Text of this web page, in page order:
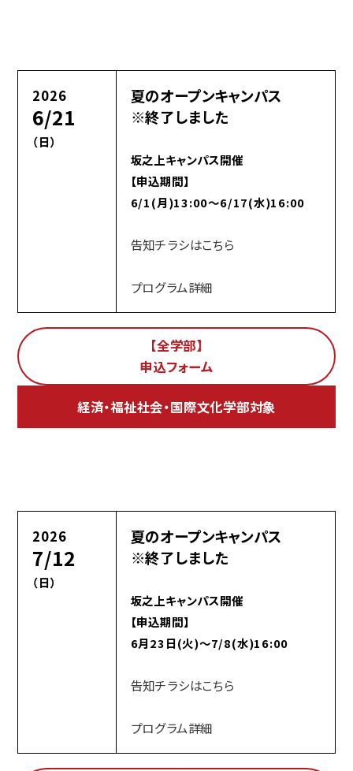
2026
6/21
（日）
夏のオープンキャンパス
※終了しました
坂之上キャンパス開催
【申込期間】
6/1(月)13:00～6/17(水)16:00
告知チラシはこちら
プログラム詳細
【全学部】
申込フォーム
経済・福祉社会・国際文化学部対象
2026
7/12
（日）
夏のオープンキャンパス
※終了しました
坂之上キャンパス開催
【申込期間】
6月23日(火)～7/8(水)16:00
告知チラシはこちら
プログラム詳細